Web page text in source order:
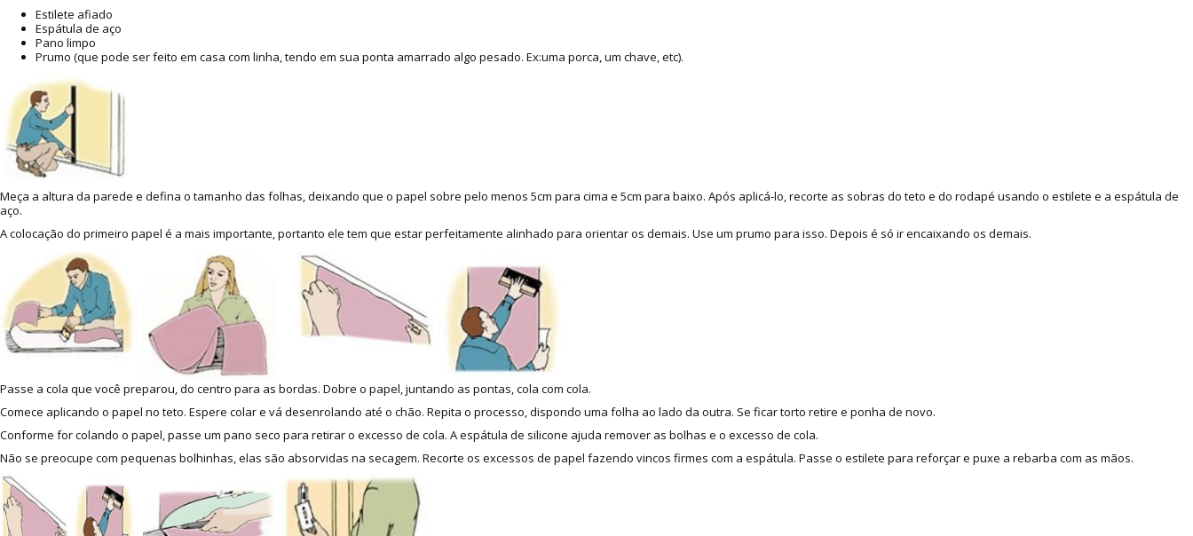
Estilete afiado
Espátula de aço
Pano limpo
Prumo (que pode ser feito em casa com linha, tendo em sua ponta amarrado algo pesado. Ex:uma porca, um chave, etc).
Meça a altura da parede e defina o tamanho das folhas, deixando que o papel sobre pelo menos 5cm para cima e 5cm para baixo. Após aplicá-lo, recorte as sobras do teto e do rodapé usando o estilete e a espátula de
aço.
A colocação do primeiro papel é a mais importante, portanto ele tem que estar perfeitamente alinhado para orientar os demais. Use um prumo para isso. Depois é só ir encaixando os demais.
Passe a cola que você preparou, do centro para as bordas. Dobre o papel, juntando as pontas, cola com cola.
Comece aplicando o papel no teto. Espere colar e vá desenrolando até o chão. Repita o processo, dispondo uma folha ao lado da outra. Se ficar torto retire e ponha de novo.
Conforme for colando o papel, passe um pano seco para retirar o excesso de cola. A espátula de silicone ajuda remover as bolhas e o excesso de cola.
Não se preocupe com pequenas bolhinhas, elas são absorvidas na secagem. Recorte os excessos de papel fazendo vincos firmes com a espátula. Passe o estilete para reforçar e puxe a rebarba com as mãos.